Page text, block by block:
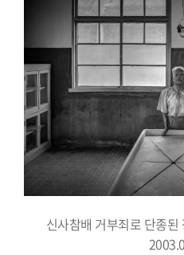
신사참배 거부죄로 단종